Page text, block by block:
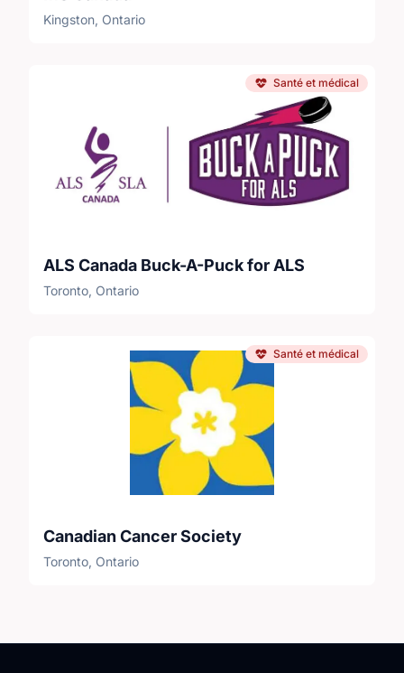
Kingston, Ontario
Santé et médical
ALS Canada Buck-A-Puck for ALS
Toronto, Ontario
Santé et médical
Canadian Cancer Society
Toronto, Ontario